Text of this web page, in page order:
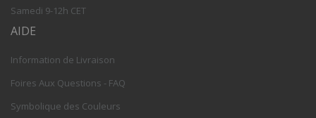
Samedi 9-12h CET
AIDE
Information de Livraison
Foires Aux Questions - FAQ
Symbolique des Couleurs